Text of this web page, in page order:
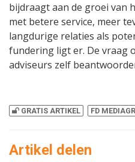
bijdraagt aan de groei van
met betere service, meer
langdurige relaties als
fundering ligt er. De vraag
adviseurs zelf
GRATIS ARTIKEL FD
Artikel delen